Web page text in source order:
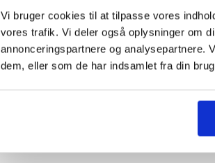
Vi bruger cookies til at tilpasse vores
vores trafik. Vi deler også oplysninger om
annonceringspartnere og analysepartnere.
dem, eller som de har indsamlet fra din